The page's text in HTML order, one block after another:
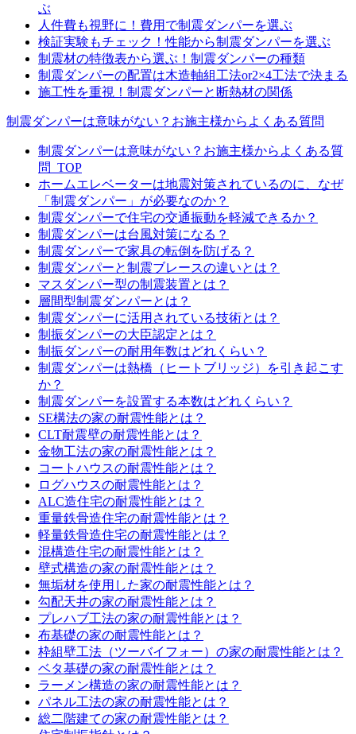
ぶ
人件費も視野に！費用で制震ダンパーを選ぶ
検証実験もチェック！性能から制震ダンパーを選ぶ
制震材の特徴表から選ぶ！制震ダンパーの種類
制震ダンパーの配置は木造軸組工法or2×4工法で決まる
施工性を重視！制震ダンパーと断熱材の関係
制震ダンパーは意味がない？お施主様からよくある質問
制震ダンパーは意味がない？お施主様からよくある質
問_TOP
ホームエレベーターは地震対策されているのに、なぜ
「制震ダンパー」が必要なのか？
制震ダンパーで住宅の交通振動を軽減できるか？
制震ダンパーは台風対策になる？
制震ダンパーで家具の転倒を防げる？
制震ダンパーと制震ブレースの違いとは？
マスダンパー型の制震装置とは？
層間型制震ダンパーとは？
制震ダンパーに活用されている技術とは？
制振ダンパーの大臣認定とは？
制振ダンパーの耐用年数はどれくらい？
制震ダンパーは熱橋（ヒートブリッジ）を引き起こす
か？
制震ダンパーを設置する本数はどれくらい？
SE構法の家の耐震性能とは？
CLT耐震壁の耐震性能とは？
金物工法の家の耐震性能とは？
コートハウスの耐震性能とは？
ログハウスの耐震性能とは？
ALC造住宅の耐震性能とは？
重量鉄骨造住宅の耐震性能とは？
軽量鉄骨造住宅の耐震性能とは？
混構造住宅の耐震性能とは？
壁式構造の家の耐震性能とは？
無垢材を使用した家の耐震性能とは？
勾配天井の家の耐震性能とは？
プレハブ工法の家の耐震性能とは？
布基礎の家の耐震性能とは？
枠組壁工法（ツーバイフォー）の家の耐震性能とは？
ベタ基礎の家の耐震性能とは？
ラーメン構造の家の耐震性能とは？
パネル工法の家の耐震性能とは？
総二階建ての家の耐震性能とは？